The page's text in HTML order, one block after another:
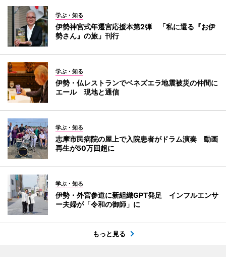
学ぶ・知る
伊勢神宮式年遷宮応援本第2弾 「私に還る『お伊
勢さん』の旅」刊行
学ぶ・知る
伊勢・仏レストランでベネズエラ地震被災の仲間に
エール 現地と通信
学ぶ・知る
志摩市民病院の屋上で入院患者がドラム演奏 動画
再生が50万回超に
学ぶ・知る
伊勢・外宮参道に新組織GPT発足 インフルエンサ
ー夫婦が「令和の御師」に
もっと見る